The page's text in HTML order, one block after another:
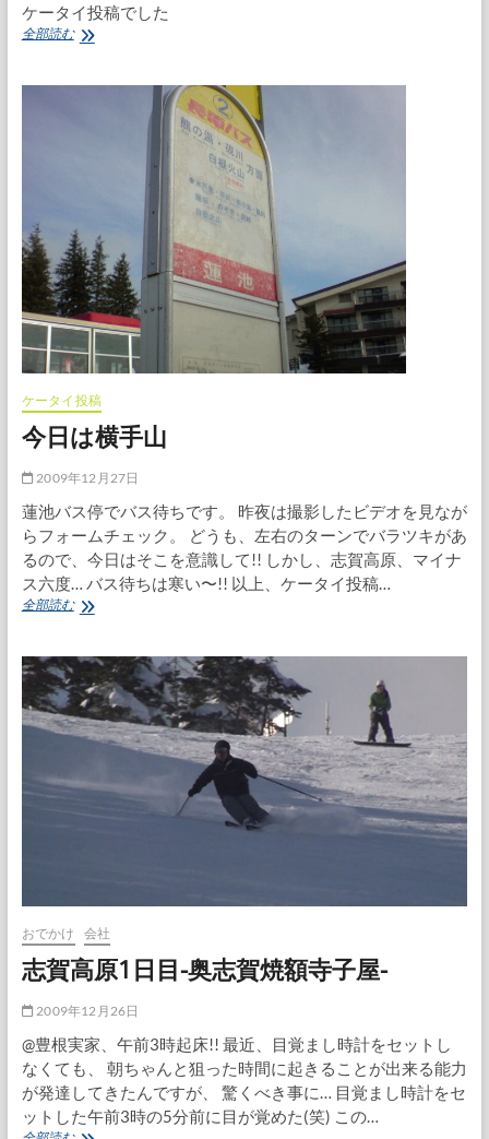
ケータイ投稿でした
全部読むリ
ケータイ投稿
今日は横手山
2009年12月27日
蓮池バス停でバス待ちです。 昨夜は撮影したビデオを見なが
らフォームチェック。 どうも、左右のターンでバラツキがあ
るので、今日はそこを意識して!! しかし、志賀高原、マイナ
ス六度… バス待ちは寒い〜!! 以上、ケータイ投稿…
全部読む今
横
手
山
おでかけ 会社
志賀高原1日目-奥志賀焼額寺子屋-
2009年12月26日
@豊根実家、午前3時起床!! 最近、目覚まし時計をセットし
なくても、 朝ちゃんと狙った時間に起きることが出来る能力
が発達してきたんですが、 驚くべき事に… 目覚まし時計をセ
ットした午前3時の5分前に目が覚めた(笑) この…